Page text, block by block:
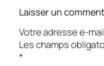
Laisser un
Votre adresse e-
Les champs
*